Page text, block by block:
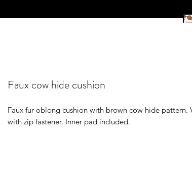
Faux cow hide cushion
Faux fur oblong cushion with brown cow hide pattern.
with zip fastener. Inner pad included.